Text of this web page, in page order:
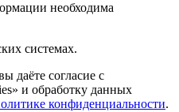
необходима
системах.
даёте согласие с
и обработку данных
конфиденциальности.